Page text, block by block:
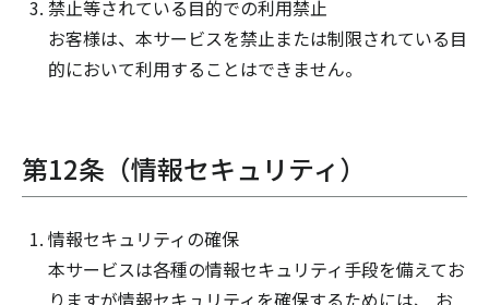
禁止等されている目的での利用禁止
お客様は、本サービスを禁止または制限されている目
的において利用することはできません。
第12条（情報セキュリティ）
情報セキュリティの確保
本サービスは各種の情報セキュリティ手段を備えてお
りますが情報セキュリティを確保するためには、 お